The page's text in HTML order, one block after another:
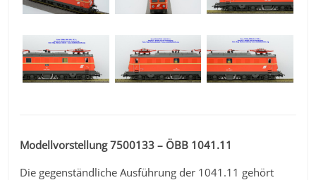
Modellvorstellung 7500133 – ÖBB 1041.11
Die gegenständliche Ausführung der 1041.11 gehört